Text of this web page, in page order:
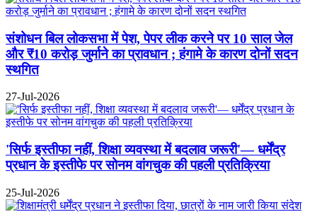
संशोधन बिल लोकसभा में पेश, पेपर लीक करने पर 10 साल जेल
और ₹10 करोड़ जुर्माने का प्रावधान ; हंगामे के कारण दोनों सदन
स्थगित
27-Jul-2026
'सिर्फ इस्तीफा नहीं, शिक्षा व्यवस्था में बदलाव जरूरी'— धर्मेंद्र
प्रधान के इस्तीफे पर सोनम वांगचुक की पहली प्रतिक्रिया
25-Jul-2026